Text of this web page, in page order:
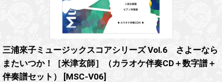
三浦來子ミュージックスコアシリーズ Vol.6 さよーなら
またいつか！［米津玄師］（カラオケ伴奏CD＋数字譜＋
伴奏譜セット）
[MSC-V06]